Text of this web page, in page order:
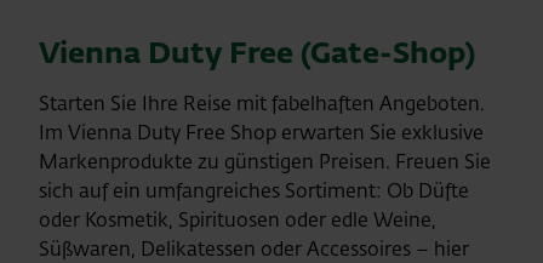
Vienna Duty Free (Gate-Shop)
Starten Sie Ihre Reise mit fabelhaften Angeboten.
Im Vienna Duty Free Shop erwarten Sie exklusive
Markenprodukte zu günstigen Preisen. Freuen Sie
sich auf ein umfangreiches Sortiment: Ob Düfte
oder Kosmetik, Spirituosen oder edle Weine,
Süßwaren, Delikatessen oder Accessoires – hier